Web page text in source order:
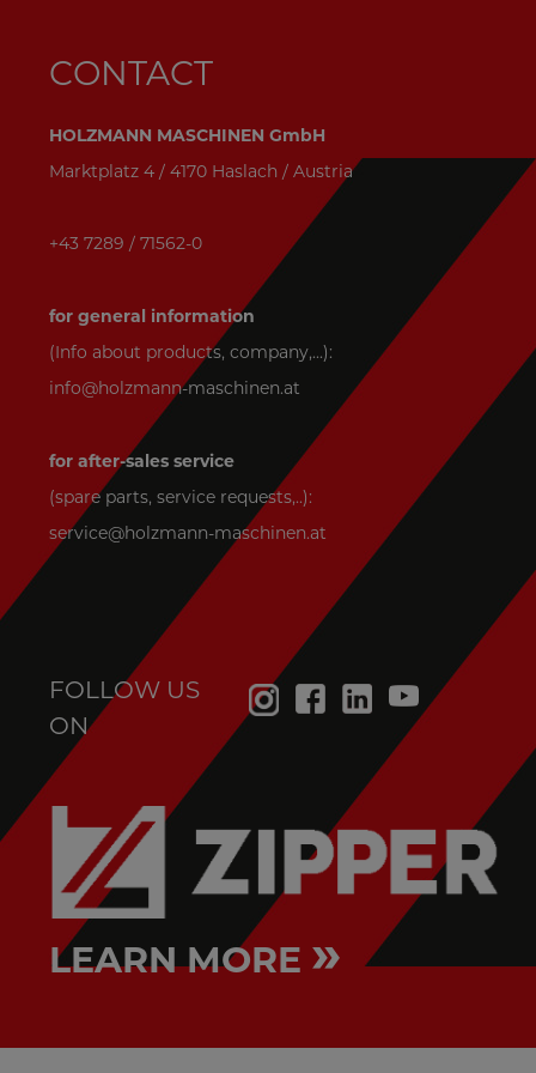
CONTACT
HOLZMANN MASCHINEN GmbH
Marktplatz 4 / 4170 Haslach / Austria
+43 7289 / 71562-0
for general information
(Info about products, company,...):
info@holzmann-maschinen.at
for after-sales service
(spare parts, service requests,..):
service@holzmann-maschinen.at
FOLLOW US
ON
LEARN MORE »